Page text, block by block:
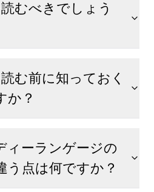
むべきでしょう
む前に知っておく
か？
ィーランゲージの
う点は何ですか？